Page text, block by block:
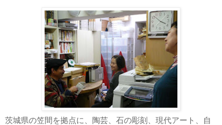
茨城県の笠間を拠点に、陶芸、石の彫刻、現代アート、自